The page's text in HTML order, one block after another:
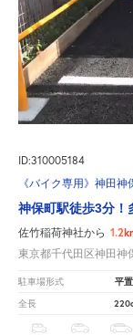
ID:310005184
《バイク専用》神田
神保町駅徒歩3分！
佐竹稲荷神社から
東京都千代田区神田神
駐車場形式 平
全長